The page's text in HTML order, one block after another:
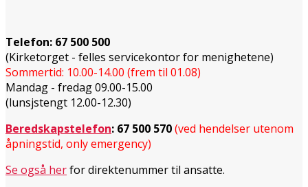
Telefon: 67 500 500
(Kirketorget - felles servicekontor for menighetene)
Sommertid: 10.00-14.00 (frem til 01.08)
Mandag - fredag 09.00-15.00
(lunsjstengt 12.00-12.30)
Beredskapstelefon: 67 500 570(ved hendelser utenom
åpningstid, only emergency)
Se også herfor direktenummer til ansatte.